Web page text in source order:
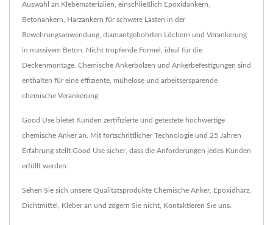
Auswahl an Klebematerialien, einschließlich Epoxidankern,
Betonankern, Harzankern für schwere Lasten in der
Bewehrungsanwendung, diamantgebohrten Löchern und Verankerung
in massivem Beton. Nicht tropfende Formel, ideal für die
Deckenmontage. Chemische Ankerbolzen und Ankerbefestigungen sind
enthalten für eine effiziente, mühelose und arbeitsersparende
chemische Verankerung.
Good Use bietet Kunden zertifizierte und getestete hochwertige
chemische Anker an. Mit fortschrittlicher Technologie und 25 Jahren
Erfahrung stellt Good Use sicher, dass die Anforderungen jedes Kunden
erfüllt werden.
Sehen Sie sich unsere Qualitätsprodukte Chemische Anker, Epoxidharz
Dichtmittel Kleberan und zögern Sie nicht, Kontaktieren Sie uns